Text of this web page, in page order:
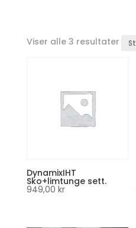
Viser alle 3 resultater
DynamixIHT
Sko+limtunge sett.
949,00 kr